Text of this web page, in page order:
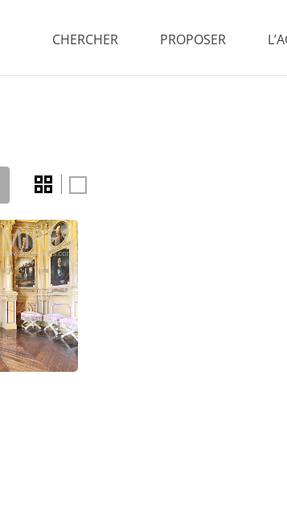
CHERCHER PROPOSER